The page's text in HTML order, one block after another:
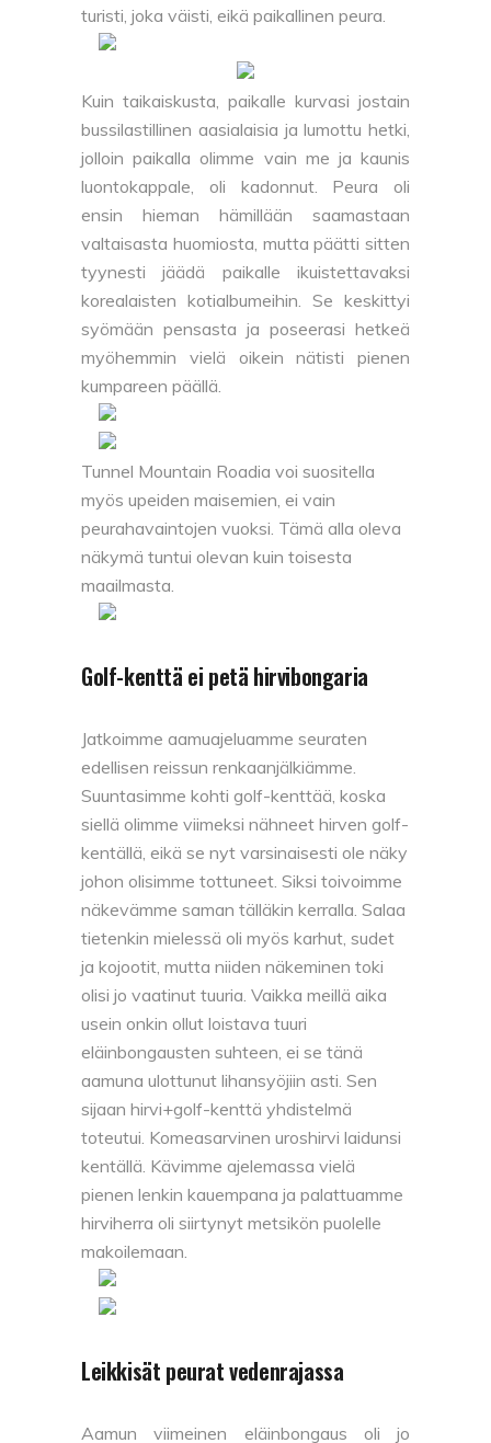
turisti, joka väisti, eikä paikallinen peura.
Kuin taikaiskusta, paikalle kurvasi jostain
bussilastillinen aasialaisia ja lumottu hetki,
jolloin paikalla olimme vain me ja kaunis
luontokappale, oli kadonnut. Peura oli
ensin hieman hämillään saamastaan
valtaisasta huomiosta, mutta päätti sitten
tyynesti jäädä paikalle ikuistettavaksi
korealaisten kotialbumeihin. Se keskittyi
syömään pensasta ja poseerasi hetkeä
myöhemmin vielä oikein nätisti pienen
kumpareen päällä.
Tunnel Mountain Roadia voi suositella
myös upeiden maisemien, ei vain
peurahavaintojen vuoksi. Tämä alla oleva
näkymä tuntui olevan kuin toisesta
maailmasta.
Golf-kenttä ei petä hirvibongaria
Jatkoimme aamuajeluamme seuraten
edellisen reissun renkaanjälkiämme.
Suuntasimme kohti golf-kenttää, koska
siellä olimme viimeksi nähneet hirven golf-
kentällä, eikä se nyt varsinaisesti ole näky
johon olisimme tottuneet. Siksi toivoimme
näkevämme saman tälläkin kerralla. Salaa
tietenkin mielessä oli myös karhut, sudet
ja kojootit, mutta niiden näkeminen toki
olisi jo vaatinut tuuria. Vaikka meillä aika
usein onkin ollut loistava tuuri
eläinbongausten suhteen, ei se tänä
aamuna ulottunut lihansyöjiin asti. Sen
sijaan hirvi+golf-kenttä yhdistelmä
toteutui. Komeasarvinen uroshirvi laidunsi
kentällä. Kävimme ajelemassa vielä
pienen lenkin kauempana ja palattuamme
hirviherra oli siirtynyt metsikön puolelle
makoilemaan.
Leikkisät peurat vedenrajassa
Aamun viimeinen eläinbongaus oli jo